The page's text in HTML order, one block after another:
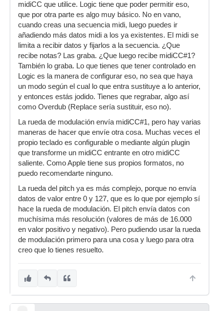
midiCC que utilice. Logic tiene que poder permitir eso,
que por otra parte es algo muy básico. No en vano,
cuando creas una secuencia midi, luego puedes ir
añadiendo más datos midi a los ya existentes. El midi se
limita a recibir datos y fijarlos a la secuencia. ¿Que
recibe notas? Las graba. ¿Que luego recibe midiCC#1?
También lo graba. Lo que tienes que tener controlado en
Logic es la manera de configurar eso, no sea que haya
un modo según el cual lo que entra sustituye a lo anterior,
y entonces estás jodido. Tienes que regrabar, algo así
como Overdub (Replace sería sustituir, eso no).
La rueda de modulación envía midiCC#1, pero hay varias
maneras de hacer que envíe otra cosa. Muchas veces el
propio teclado es configurable o mediante algún plugin
que transforme un midiCC entrante en otro midiCC
saliente. Como Apple tiene sus propios formatos, no
puedo recomendarte ninguno.
La rueda del pitch ya es más complejo, porque no envía
datos de valor entre 0 y 127, que es lo que por ejemplo sí
hace la rueda de modulación. El pitch envía datos con
muchísima más resolución (valores de más de 16.000
en valor positivo y negativo). Pero pudiendo usar la rueda
de modulación primero para una cosa y luego para otra
creo que lo tienes resuelto.